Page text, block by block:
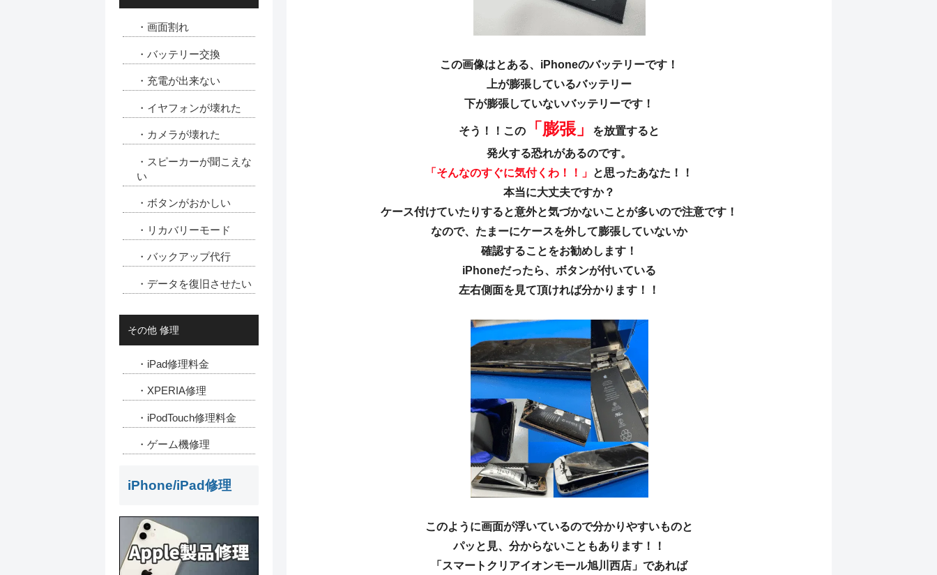
この画像はとある、iPhoneのバッテリーです！
上が膨張しているバッテリー
下が膨張していないバッテリーです！
そう！！この 「膨張」
を放置すると
発火する恐れがあるのです。
「そんなのすぐに気付くわ！！」 と思ったあなた！！
本当に大丈夫ですか？
ケース付けていたりすると意外と気づかないことが多いので注意です！
なので、たまーにケースを外して膨張していないか
確認することをお勧めします！
iPhoneだったら、ボタンが付いている
左右側面を見て頂ければ分かります！！
このように画面が浮いているので分かりやすいものと
パッと見、分からないこともあります！！
「スマートクリアイオンモール旭川西店」であれば
・画面割れ
・バッテリー交換
・充電が出来ない
・イヤフォンが壊れた
・カメラが壊れた
・スピーカーが聞こえな
い
・ボタンがおかしい
・リカバリーモード
・バックアップ代行
・データを復旧させたい
その他 修理
・iPad修理料金
・XPERIA修理
・iPodTouch修理料金
・ゲーム機修理
iPhone/iPad修理